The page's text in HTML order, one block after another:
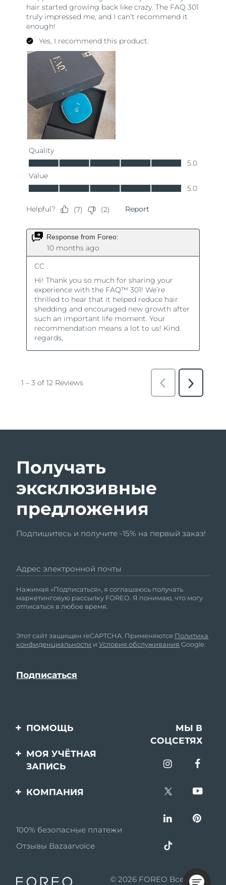
Получать
эксклюзивные
предложения
Подпишитесь и получите -15% на первый заказ!
Адрес электронной почты
Нажимая «Подписаться», я соглашаюсь получать
маркетинговую рассылку FOREO. Я понимаю, что могу
отписаться в любое время.
Этот сайт защищен reCAPTCHA. Применяются Политика
конфиденциальности иУсловия обслуживания Google.
ПОМОЩЬ
Свяжитесь с нами
Заказ и доставка
Гарантия и возврат
Информация о
МЫ В
СОЦСЕТЯХ
МОЯ УЧЁТНАЯ
ЗАПИСЬ
Регистрация продукта
КОМПАНИЯ
Партнерская
программа
MYSA
100% безопасные платежи
Отзывы Bazaarvoice
© 2026 FOREO Все права